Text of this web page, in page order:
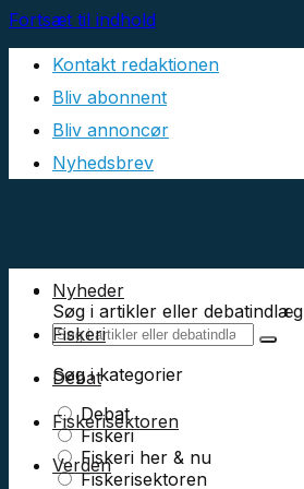
Fortsæt til indhold
Kontakt redaktionen
Bliv abonnent
Bliv annoncør
Nyhedsbrev
Søg i artikler eller debatindlæg
Søg i kategorier
Debat
Fiskeri
Fiskeri her & nu
Fiskerisektoren
Nyheder
Fiskeri
Debat
Fiskerisektoren
Verden